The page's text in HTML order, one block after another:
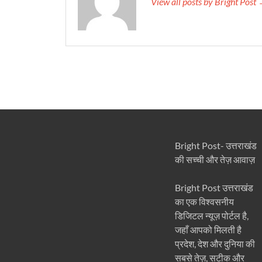
Bright Post- उत्तराखंड
की सच्ची और तेज़ आवाज़
Bright Post उत्तराखंड
का एक विश्वसनीय
डिजिटल न्यूज़ पोर्टल है,
जहाँ आपको मिलती है
प्रदेश, देश और दुनिया की
सबसे तेज़, सटीक और